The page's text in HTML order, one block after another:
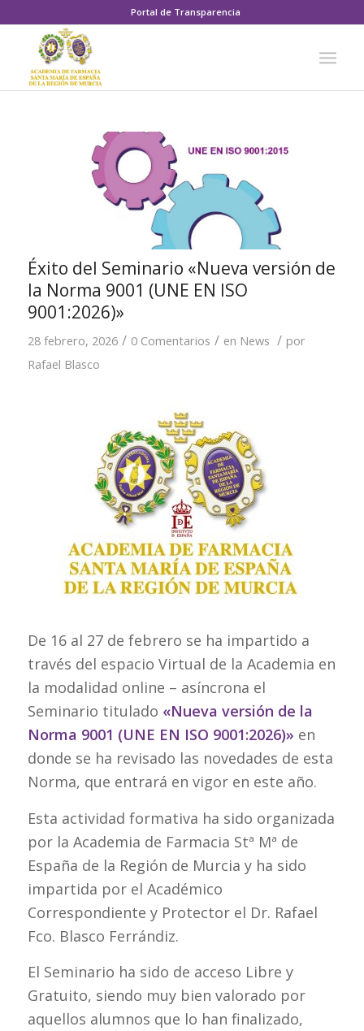
Portal de Transparencia
Éxito del Seminario «Nueva versión de
la Norma 9001 (UNE EN ISO
9001:2026)»
28 febrero, 2026 / 0 Comentarios / en News / por
Rafael Blasco
De 16 al 27 de febrero se ha impartido a
través del espacio Virtual de la Academia en
la modalidad online – asíncrona el
Seminario titulado «Nueva versión de la
Norma 9001 (UNE EN ISO 9001:2026)» en
donde se ha revisado las novedades de esta
Norma, que entrará en vigor en este año.
Esta actividad formativa ha sido organizada
por la Academia de Farmacia Stª Mª de
España de la Región de Murcia y ha sido
impartida por el Académico
Correspondiente y Protector el Dr. Rafael
Fco. Blasco Ferrándiz.
El Seminario ha sido de acceso Libre y
Gratuito, siendo muy bien valorado por
aquellos alumnos que lo han finalizado,